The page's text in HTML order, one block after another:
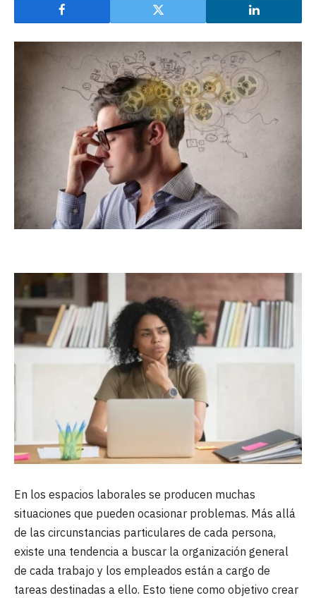
En los espacios laborales se producen muchas
situaciones que pueden ocasionar problemas. Más allá
de las circunstancias particulares de cada persona,
existe una tendencia a buscar la organización general
de cada trabajo y los empleados están a cargo de
tareas destinadas a ello. Esto tiene como objetivo crear